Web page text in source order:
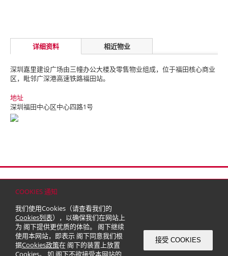
COOKIES 通知
我们使用Cookies（请查看我们的
Cookies列表），以确保我们在网站上
为 阁下提供更优质的体验。 阁下继续
使用本网站，即表示 阁下同意我们根
据Cookies政策在 阁下的装置上放置
Cookies。 如 阁下不欲接受本网站的
接受 COOKIES
详细资料 相近物业
深圳嘉里建设广场由三幢办公大楼及零售物业组成，位于福田核心商业
区，毗邻广深港高速铁路福田站。
地址
深圳福田中心区中心四路1号
© 2026 嘉里建设有限公司 (于百慕达注册成立之有限公司)